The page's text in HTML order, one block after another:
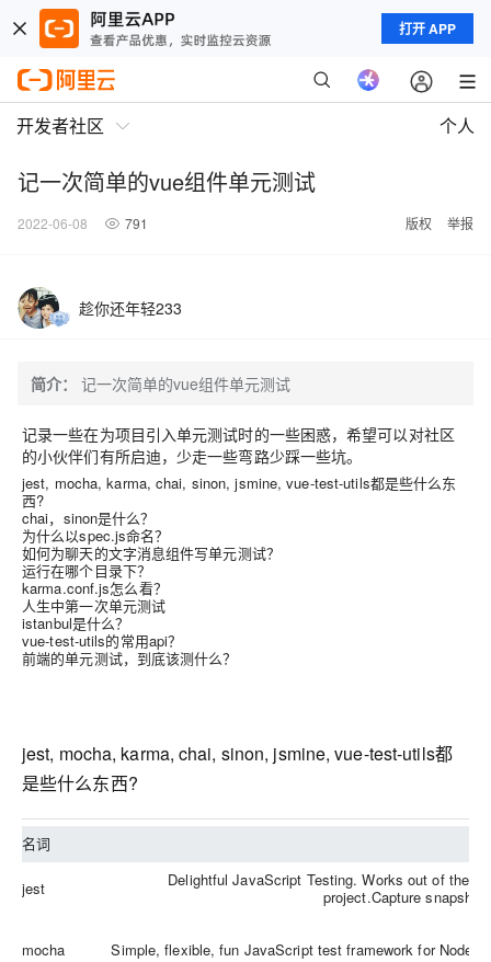
打开 APP
开发者社区 个人
记一次简单的vue组件单元测试
2022-06-08 791 版权 举报
趁你还年轻233
简介： 记一次简单的vue组件单元测试
记录一些在为项目引入单元测试时的一些困惑，希望可以对社区
的小伙伴们有所启迪，少走一些弯路少踩一些坑。
jest, mocha, karma, chai, sinon, jsmine, vue-test-utils都是些什么东
西?
chai，sinon是什么？
为什么以spec.js命名？
如何为聊天的文字消息组件写单元测试？
运行在哪个目录下？
karma.conf.js怎么看？
人生中第一次单元测试
istanbul是什么？
vue-test-utils的常用api？
前端的单元测试，到底该测什么？
jest, mocha, karma, chai, sinon, jsmine, vue-test-utils都
是些什么东西?
名词
jest
Delightful JavaScript Testing. Works out of the
project.Capture
mocha Simple, flexible, fun JavaScript test framework for